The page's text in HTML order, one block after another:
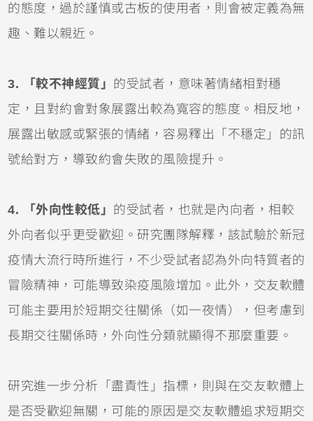
的態度，過於謹慎或古板的使用者，則會被定義為無
趣、難以親近。
3. 「較不神經質」 的受試者，意味著情緒相對穩
定，且對約會對象展露出較為寬容的態度。相反地，
展露出敏感或緊張的情緒，容易釋出「不穩定」的訊
號給對方，導致約會失敗的風險提升。
4. 「外向性較低」 的受試者，也就是內向者，相較
外向者似乎更受歡迎。研究團隊解釋，該試驗於新冠
疫情大流行時所進行，不少受試者認為外向特質者的
冒險精神，可能導致染疫風險增加。此外，交友軟體
可能主要用於短期交往關係（如一夜情），但考慮到
長期交往關係時，外向性分類就顯得不那麼重要。
研究進一步分析「盡責性」指標，則與在交友軟體上
是否受歡迎無關，可能的原因是交友軟體追求短期交